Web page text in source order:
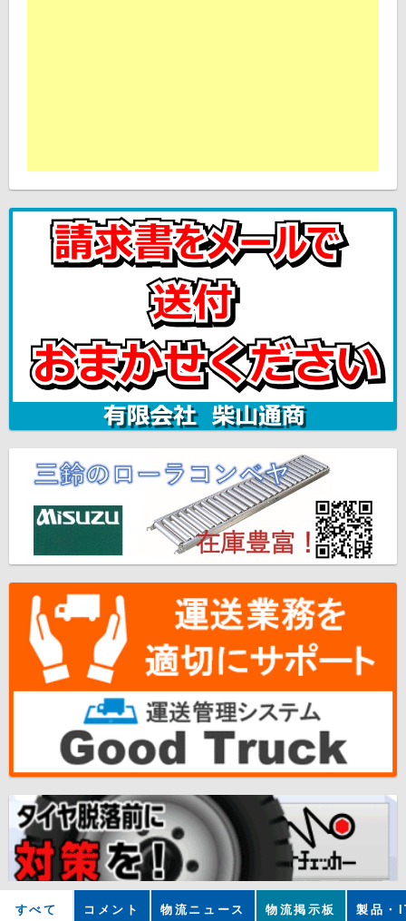
すべて コメント 物流ニュース 物流掲示板 製品・